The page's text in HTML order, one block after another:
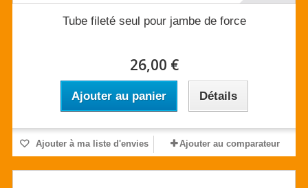
Tube fileté seul pour jambe de force
26,00 €
Ajouter au panier Détails
Ajouter à ma liste d'envies Ajouter au comparateur